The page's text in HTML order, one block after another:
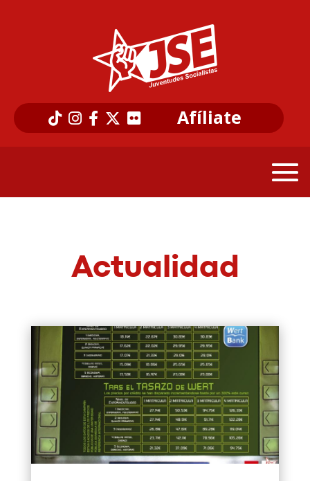
Afíliate
Actualidad